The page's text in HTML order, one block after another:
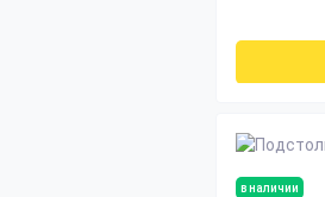
в наличии